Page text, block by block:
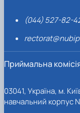
(044) 527-82-
Приймальна
03041, Україна, м.
навчальний корпус